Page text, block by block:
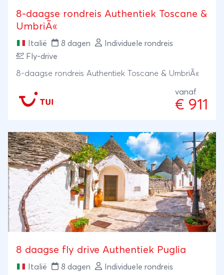
8-daagse rondreis Authentiek Toscane &
UmbriÃ«
Italië 8 dagen
Individuele rondreis
Fly-drive
8-daagse rondreis Authentiek Toscane & UmbriÃ«
vanaf
€ 911
8 daagse fly drive Authentiek Puglia
Italië 8 dagen
Individuele rondreis